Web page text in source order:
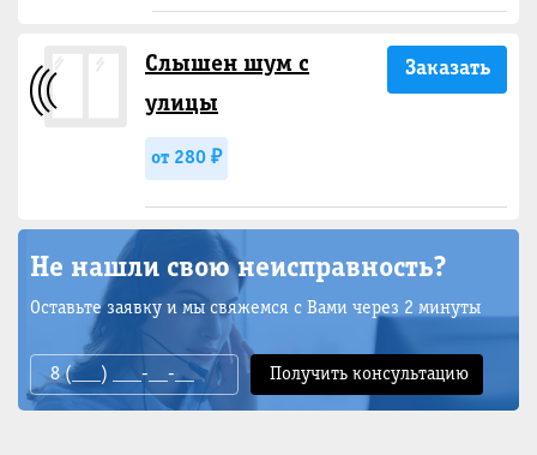
Слышен шум с
улицы
от 280 ₽
Заказать
Не нашли свою неисправность?
Оставьте заявку и мы свяжемся с Вами через 2 минуты